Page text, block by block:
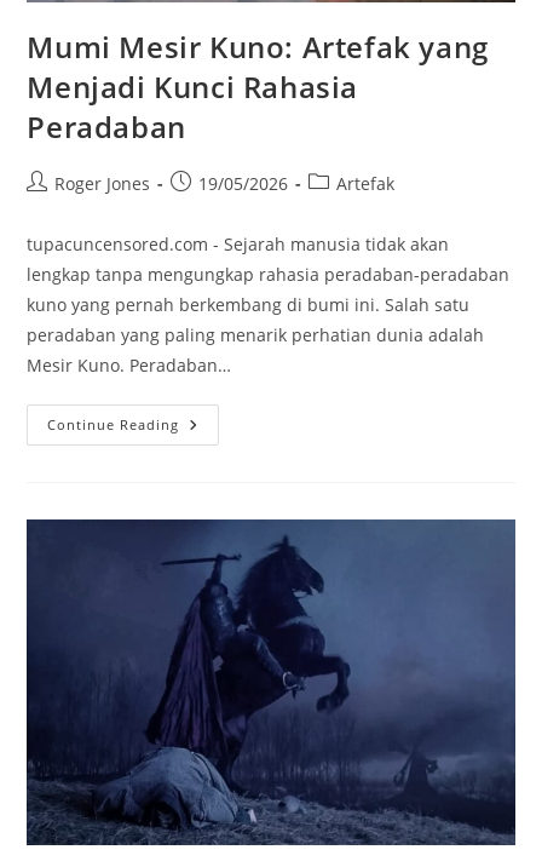
Mumi Mesir Kuno: Artefak yang
Menjadi Kunci Rahasia
Peradaban
PostRoger Jones
Post19/05/2026
PostArtefak
tupacuncensored.com - Sejarah manusia tidak akan
lengkap tanpa mengungkap rahasia peradaban-peradaban
kuno yang pernah berkembang di bumi ini. Salah satu
peradaban yang paling menarik perhatian dunia adalah
Mesir Kuno. Peradaban…
Continue Reading Mumi
Mesir
Kunci
Peradaban